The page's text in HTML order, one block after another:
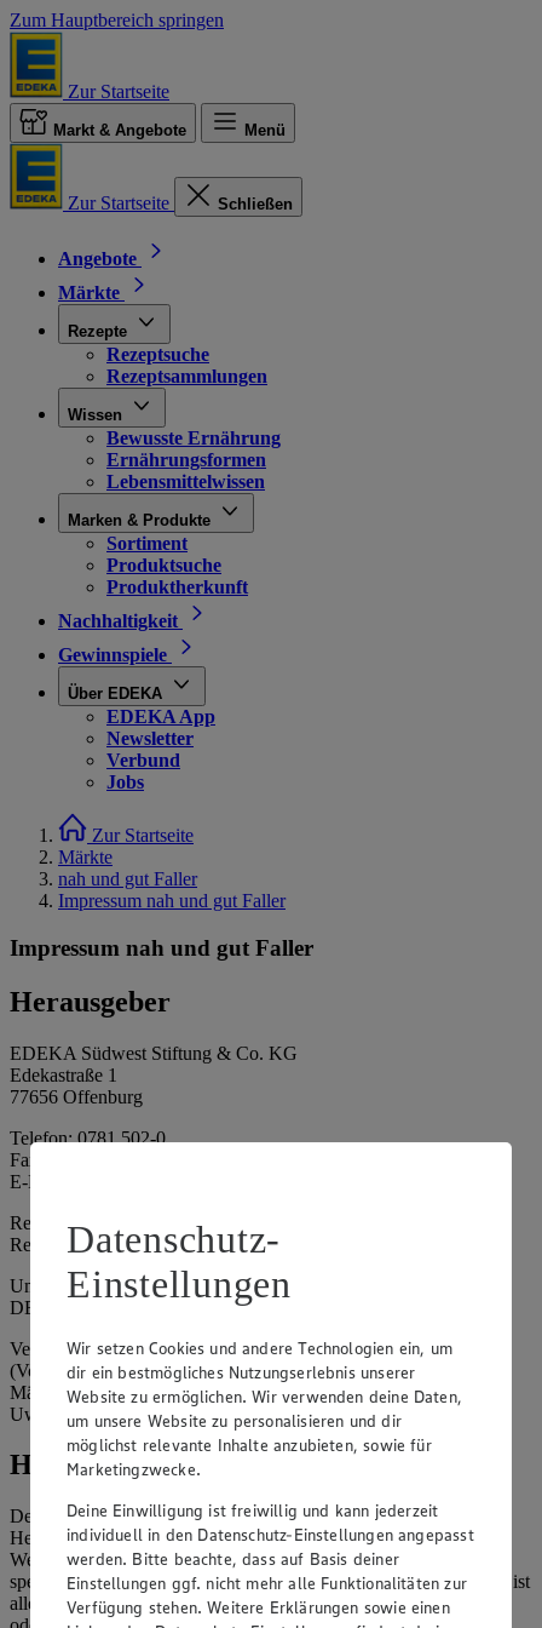
Zum Hauptbereich springen
Zur Startseite
Markt & Angebote Menü
Zur Startseite Schließen
Angebote
Märkte
Rezepte
Rezeptsuche
Rezeptsammlungen
Wissen
Bewusste Ernährung
Ernährungsformen
Lebensmittelwissen
Marken & Produkte
Sortiment
Produktsuche
Produktherkunft
Nachhaltigkeit
Gewinnspiele
Über EDEKA
EDEKA App
Newsletter
Verbund
Jobs
Zur Startseite
Märkte
nah und gut Faller
Impressum nah und gut Faller
Impressum nah und gut Faller
Herausgeber
EDEKA Südwest Stiftung & Co. KG
Edekastraße 1
77656 Offenburg
Telefon: 0781 502-0
Fax: 0781 502-6180
E-Mail: kundenservice@edeka-suedwest.de
Registergericht: Amtsgericht Freiburg i.B.
Registernummer: HRA 707629
Umsatzsteuer-Identifikationsnummer gem. § 27a UStG:
DE815916131
Vertretungsberechtigte: Rainer Huber (Sprecher)
(Vorstandsmitglied), Klaus Fickert (Vorstandsmitglied), Jürgen
Mäder (Vorstandsmitglied), Patrick Mogck (Vorstandsmitglied),
Uwe Kohler
Hinweise
Der Inhalt dieser Website ist urheberrechtlich geschützt. Der
Herausgeber gewährt Ihnen jedoch das Recht, den auf dieser
Website bereitgestellten Text ganz oder ausschnittsweise zu
speichern und zu vervielfältigen. Aus Gründen des Urheberrechts ist
allerdings die Speicherung und Vervielfältigung von Bildmaterial
Datenschutz-
Einstellungen
Wir setzen Cookies und andere Technologien ein, um
dir ein bestmögliches Nutzungserlebnis unserer
Website zu ermöglichen. Wir verwenden deine Daten,
um unsere Website zu personalisieren und dir
möglichst relevante Inhalte anzubieten, sowie für
Marketingzwecke.
Deine Einwilligung ist freiwillig und kann jederzeit
individuell in den Datenschutz-Einstellungen angepasst
werden. Bitte beachte, dass auf Basis deiner
Einstellungen ggf. nicht mehr alle Funktionalitäten zur
Verfügung stehen. Weitere Erklärungen sowie einen